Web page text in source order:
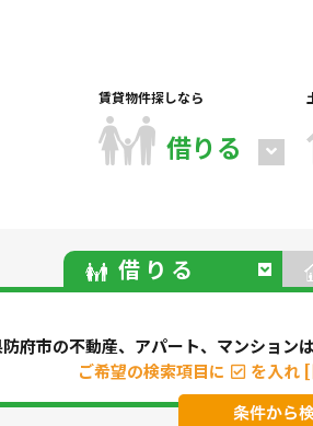
賃貸物件探しなら
借りる
借りる
防府市の不動産、アパート、マンション
ご希望の検索項目に
を入れ